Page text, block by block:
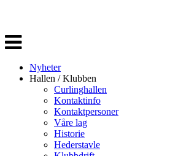
Veksle
navigasjon
Nyheter
Hallen / Klubben
Curlinghallen
Kontaktinfo
Kontaktpersoner
Våre lag
Historie
Hederstavle